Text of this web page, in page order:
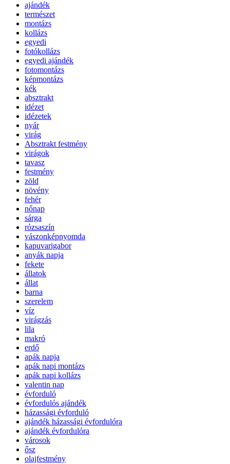
ajándék
természet
montázs
kollázs
egyedi
fotókollázs
egyedi ajándék
fotomontázs
képmontázs
kék
absztrakt
idézet
idézetek
nyár
virág
Absztrakt festmény
virágok
tavasz
festmény
zöld
növény
fehér
nőnap
sárga
rózsaszín
vászonképnyomda
kapuvarigabor
anyák napja
fekete
állatok
állat
barna
szerelem
víz
virágzás
lila
makró
erdő
apák napja
apák napi montázs
apák napi kollázs
valentin nap
évforduló
évfordulós ajándék
házassági évforduló
ajándék házassági évfordulóra
ajándék évfordulóra
városok
ősz
olajfestmény